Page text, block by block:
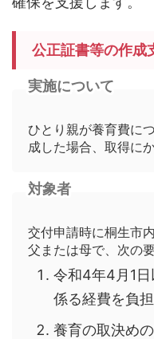
公正証書等の作成
実施について
ひとり親が養育費に
成した場合、取得に
対象者
交付申請時に桐生市
父または母で、次の
令和4年4月1
係る経費を負担
養育の取決め